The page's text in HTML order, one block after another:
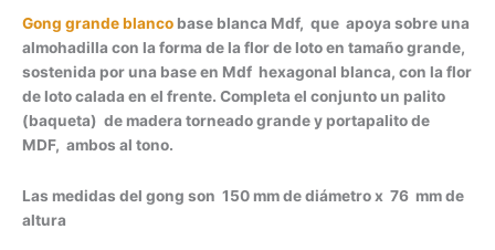
era:
$156,515.00.
es:
$135,334.00.
Gong grande blanco base blanca Mdf, que apoya sobre una
almohadilla con la forma de la flor de loto en tamaño grande,
sostenida por una base en Mdf hexagonal blanca, con la flor
de loto calada en el frente. Completa el conjunto un palito
(baqueta) de madera torneado grande y portapalito de
MDF, ambos al tono.
Las medidas del gong son 150 mm de diámetro x 76 mm de
altura